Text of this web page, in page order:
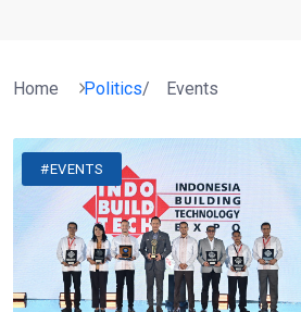
Home Politics/ Events
#EVENTS